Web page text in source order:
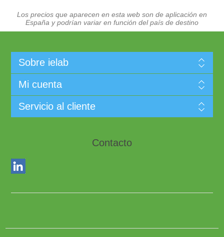
Los precios que aparecen en esta web son de aplicación en
España y podrían variar en función del país de destino
Sobre ielab
Mi cuenta
Servicio al cliente
Contacto